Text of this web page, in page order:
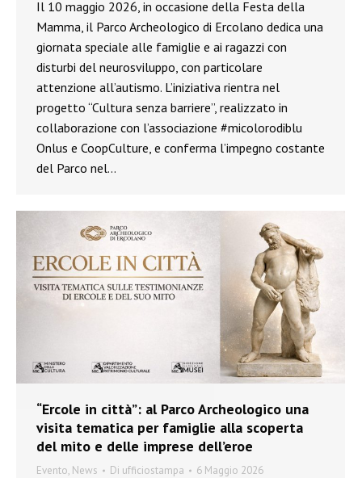
Il 10 maggio 2026, in occasione della Festa della
Mamma, il Parco Archeologico di Ercolano dedica una
giornata speciale alle famiglie e ai ragazzi con
disturbi del neurosviluppo, con particolare
attenzione all’autismo. L’iniziativa rientra nel
progetto “Cultura senza barriere”, realizzato in
collaborazione con l’associazione #micolorodiblu
Onlus e CoopCulture, e conferma l’impegno costante
del Parco nel…
“Ercole in città”: al Parco Archeologico una
visita tematica per famiglie alla scoperta
del mito e delle imprese dell’eroe
Evento, News Di ufficiostampa 6 Maggio 2026